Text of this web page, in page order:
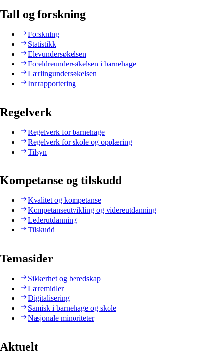
Tall og forskning
Forskning
Statistikk
Elevundersøkelsen
Foreldreundersøkelsen i barnehage
Lærlingundersøkelsen
Innrapportering
Regelverk
Regelverk for barnehage
Regelverk for skole og opplæring
Tilsyn
Kompetanse og tilskudd
Kvalitet og kompetanse
Kompetanseutvikling og videreutdanning
Lederutdanning
Tilskudd
Temasider
Sikkerhet og beredskap
Læremidler
Digitalisering
Samisk i barnehage og skole
Nasjonale minoriteter
Aktuelt